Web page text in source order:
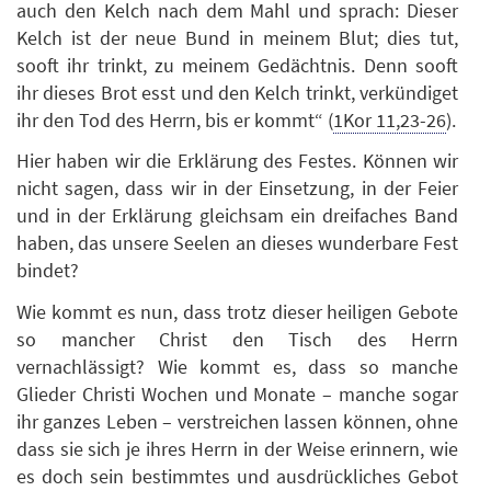
auch den Kelch nach dem Mahl und sprach: Dieser
Kelch ist der neue Bund in meinem Blut; dies tut,
sooft ihr trinkt, zu meinem Gedächtnis. Denn sooft
ihr dieses Brot esst und den Kelch trinkt, verkündiget
ihr den Tod des Herrn, bis er kommt“ (1Kor 11,23-26).
Hier haben wir die Erklärung des Festes. Können wir
nicht sagen, dass wir in der Einsetzung, in der Feier
und in der Erklärung gleichsam ein dreifaches Band
haben, das unsere Seelen an dieses wunderbare Fest
bindet?
Wie kommt es nun, dass trotz dieser heiligen Gebote
so mancher Christ den Tisch des Herrn
vernachlässigt? Wie kommt es, dass so manche
Glieder Christi Wochen und Monate – manche sogar
ihr ganzes Leben – verstreichen lassen können, ohne
dass sie sich je ihres Herrn in der Weise erinnern, wie
es doch sein bestimmtes und ausdrückliches Gebot